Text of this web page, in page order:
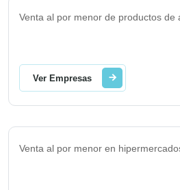
Venta al por menor de productos de
Ver Empresas
Venta al por menor en